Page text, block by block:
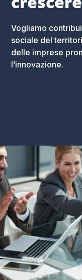
Vogliamo
sociale del
delle imprese
l’innovazione.